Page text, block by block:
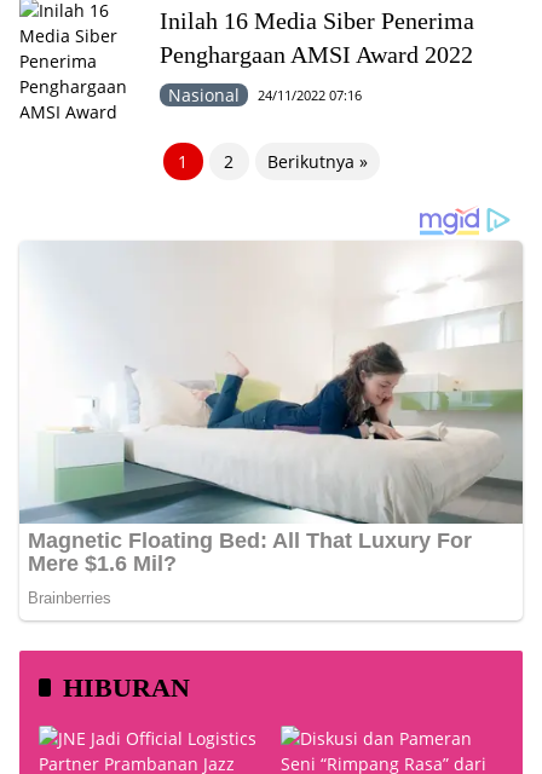
Inilah 16 Media Siber Penerima
Penghargaan AMSI Award 2022
Nasional 24/11/2022 07:16
1 2 Berikutnya »
HIBURAN